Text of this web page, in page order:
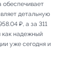
детальную
₽, а за 311
как надежный
уже сегодня и